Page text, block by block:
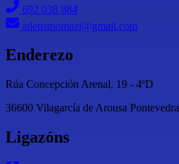
692 038 884
atletismomazi@gmail.com
Enderezo
Rúa Concepción Arenal, 19 - 4ºD
36600 Vilagarcía de Arousa Pontevedra
Ligazóns